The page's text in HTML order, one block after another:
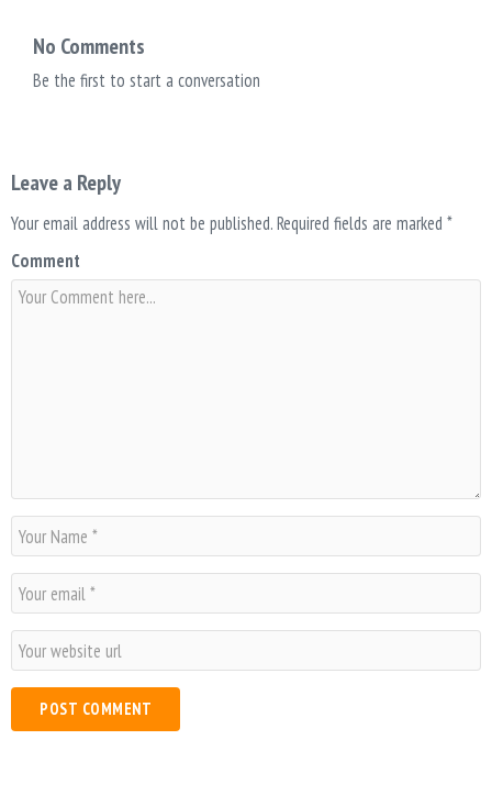
No Comments
Be the first to start a conversation
Leave a Reply
Your email address will not be published.Required fields are marked *
Comment
N
a
m
*
m
a
l
W
e
b